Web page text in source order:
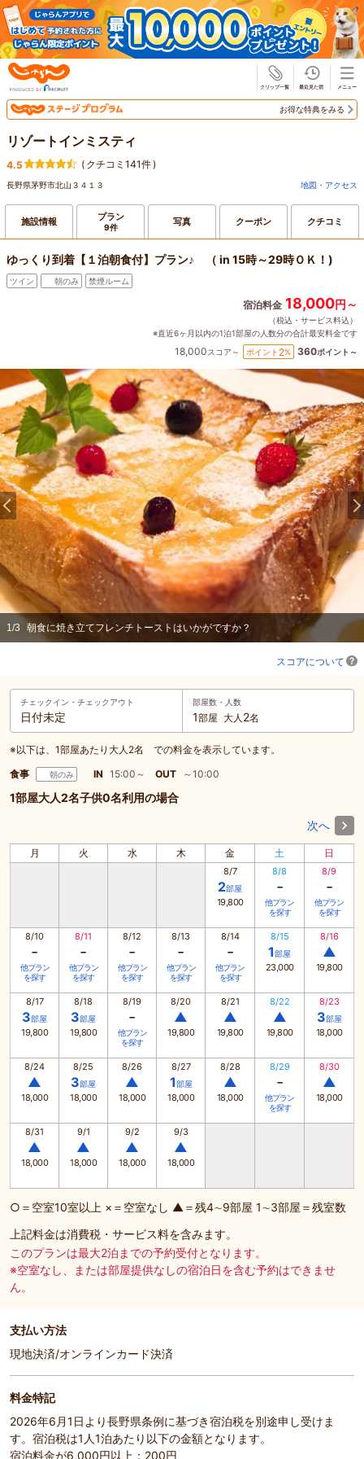
お得な特典をみる
リゾートインミスティ
4.5 ( クチコミ141件)
長野県茅野市北山３４１３ 地図・アクセス
施設情報 プラン
9件 写真 クーポン クチコミ
ゆっくり到着【１泊朝食付】プラン♪ （ in 15時～29時ＯＫ！)
ツイン 朝のみ 禁煙ルーム
宿泊料金 18,000円～
（税込・サービス料込）
※直近6ヶ月以内の1泊1部屋の人数分の合計最安料金です
18,000スコア～ ポイント 2% 360ポイント～
1/3 朝食に焼き立てフレンチトーストはいかがですか？
スコアについて
チェックイン・ チェックアウト
日付未定
部屋数・人数
1部屋 大人 2名
※以下は、1部屋あたり大人2名 での料金を表示しています。
食事
朝のみ IN 15:00～ OUT ～10:00
1部屋大人2名子供0名利用の場合
次へ
月 火 水 木 金 土 日
8/7
2部屋
19,800
8/8
-
他プラン
を探す
8/9
-
他プラン
を探す
8/10
-
他プラン
を探す
8/11
-
他プラン
を探す
8/12
-
他プラン
を探す
8/13
-
他プラン
を探す
8/14
-
他プラン
を探す
8/15
1部屋
23,000
8/16
▲
19,800
8/17
3部屋
19,800
8/18
3部屋
19,800
8/19
-
他プラン
を探す
8/20
▲
19,800
8/21
▲
19,800
8/22
▲
19,800
8/23
3部屋
18,000
8/24
▲
18,000
8/25
3部屋
18,000
8/26
▲
18,000
8/27
1部屋
18,000
8/28
▲
18,000
8/29
-
他プラン
を探す
8/30
▲
18,000
8/31
▲
18,000
9/1
▲
18,000
9/2
▲
18,000
9/3
▲
18,000
○＝空室10室以上 ×＝空室なし ▲＝残4∼9部屋 1∼3部屋＝残室数
上記料金は消費税・サービス料を含みます。
このプランは最大2泊までの予約受付となります。
※空室なし、または部屋提供なしの宿泊日を含む予約はできませ
ん。
支払い方法
現地決済/オンラインカード決済
料金特記
2026年6月1日より長野県条例に基づき宿泊税を別途申し受けま
す。宿泊税は1人1泊あたり以下の金額となります。
宿泊料金が6,000円以上：200円